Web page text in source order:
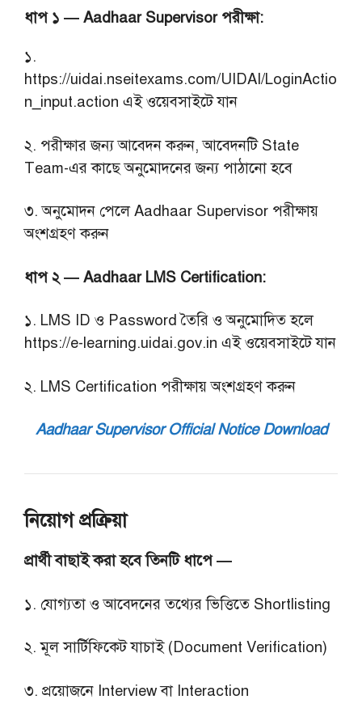
ধাপ ১ — Aadhaar Supervisor পরীক্ষা:
১.
https://uidai.nseitexams.com/UIDAI/LoginActio
n_input.action এই ওয়েবসাইটে যান
২. পরীক্ষার জন্য আবেদন করুন, আবেদনটি State
Team-এর কাছে অনুমোদনের জন্য পাঠানো হবে
৩. অনুমোদন পেলে Aadhaar Supervisor পরীক্ষায়
অংশগ্রহণ করুন
ধাপ ২ — Aadhaar LMS Certification:
১. LMS ID ও Password তৈরি ও অনুমোদিত হলে
https://e-learning.uidai.gov.in এই ওয়েবসাইটে যান
২. LMS Certification পরীক্ষায় অংশগ্রহণ করুন
Aadhaar Supervisor Official Notice Download
নিয়োগ প্রক্রিয়া
প্রার্থী বাছাই করা হবে তিনটি ধাপে —
১. যোগ্যতা ও আবেদনের তথ্যের ভিত্তিতে Shortlisting
২. মূল সার্টিফিকেট যাচাই (Document Verification)
৩. প্রয়োজনে Interview বা Interaction